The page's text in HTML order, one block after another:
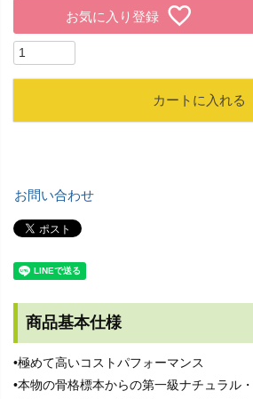
お気に入り登録
カートに入れる
お問い合わせ
商品基本仕様
•極めて高いコストパフォーマンス
•本物の骨格標本からの第一級ナチュラル